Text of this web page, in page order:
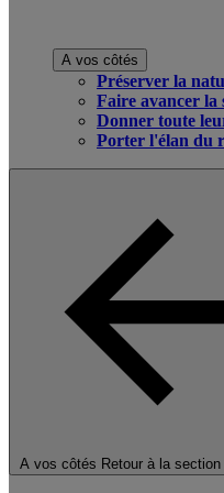
A vos côtés
Préserver la
Faire avancer la
Donner toute
Porter l'élan du
A vos côtés Retour à la